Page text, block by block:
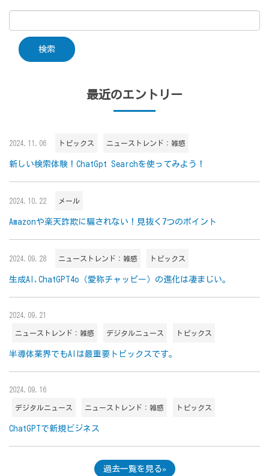
最近のエントリー
2024.11.06 トピックス ニューストレンド：雑感
新しい検索体験！ChatGpt Searchを使ってみよう！
2024.10.22 メール
Amazonや楽天詐欺に騙されない！見抜く7つのポイント
2024.09.28 ニューストレンド：雑感 トピックス
生成AI,ChatGPT4o（愛称チャッピー）の進化は凄まじい。
2024.09.21
ニューストレンド：雑感 デジタルニュース トピックス
半導体業界でもAIは最重要トピックスです。
2024.09.16
デジタルニュース ニューストレンド：雑感 トピックス
ChatGPTで新規ビジネス
過去一覧を見る